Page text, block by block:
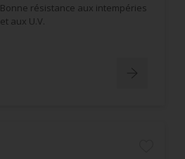
Bonne résistance aux intempéries
et aux U.V.